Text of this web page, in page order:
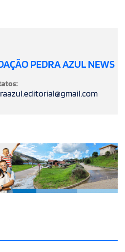
PEDRA AZUL NEWS